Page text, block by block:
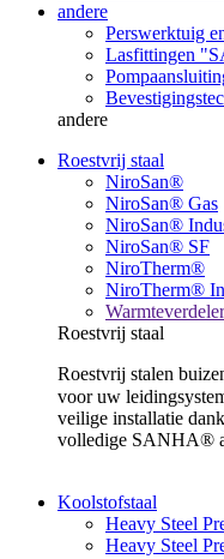
andere
Perswerktuig
Lasfittingen
andere
Roestvrij staal
NiroSan®
NiroSan® Gas
NiroSan®
NiroSan® SF
NiroTherm®
NiroTherm®
Roestvrij staal
Roestvrij stalen
voor uw
veilige installatie
volledige SANHA®
Koolstofstaal
Heavy Steel
Heavy Steel